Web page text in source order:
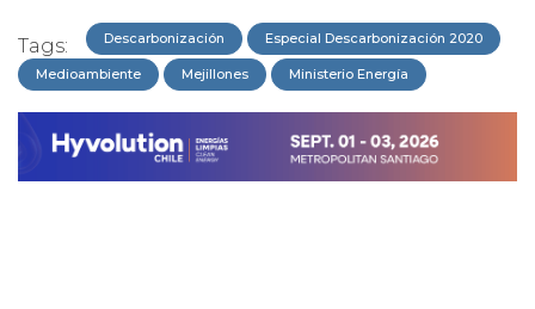
Tags: Descarbonización Especial Descarbonización 2020
Medioambiente Mejillones Ministerio Energía